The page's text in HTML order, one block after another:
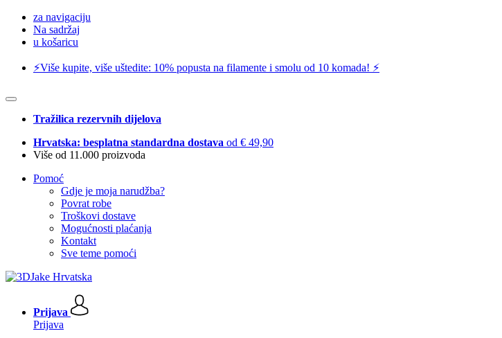
za navigaciju
Na sadržaj
u košaricu
⚡️Više kupite, više uštedite: 10% popusta na filamente i smolu od 10 komada! ⚡️
Tražilica rezervnih dijelova
Hrvatska: besplatna standardna dostava od € 49,90
Više od 11.000 proizvoda
Pomoć
Gdje je moja narudžba?
Povrat robe
Troškovi dostave
Mogućnosti plaćanja
Kontakt
Sve teme pomoći
Prijava
Prijava